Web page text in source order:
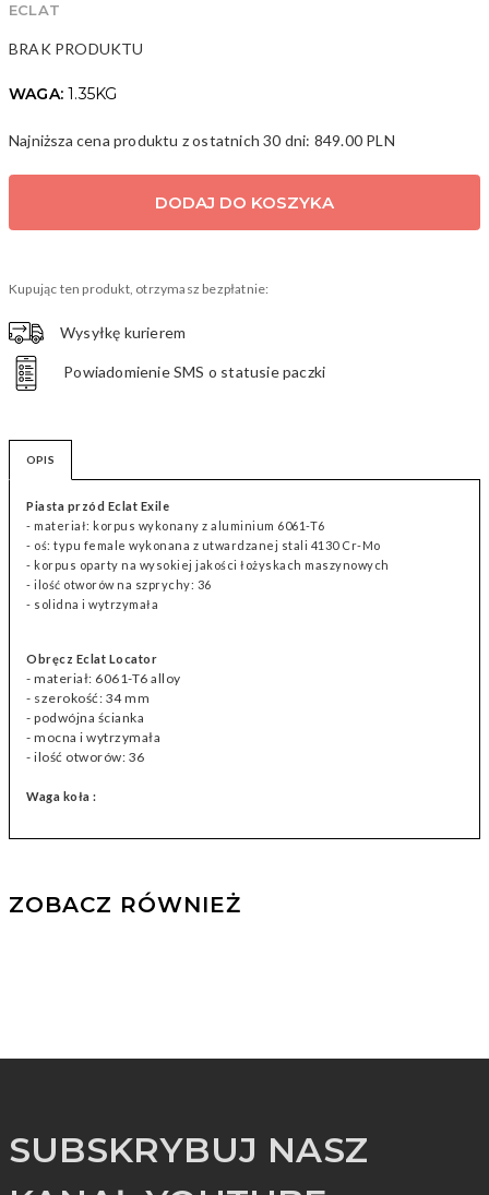
ECLAT
BRAK PRODUKTU
WAGA:1.35KG
Najniższa cena produktu z ostatnich 30 dni: 849.00 PLN
DODAJ DO KOSZYKA
Kupując ten produkt, otrzymasz bezpłatnie:
Wysyłkę kurierem
Powiadomienie SMS o statusie paczki
OPIS
Piasta przód Eclat Exile
- materiał: korpus wykonany z aluminium 6061-T6
- oś: typu female wykonana z utwardzanej stali 4130 Cr-Mo
- korpus oparty na wysokiej jakości łożyskach maszynowych
- ilość otworów na szprychy: 36
- solidna i wytrzymała
Obręcz Eclat Locator
- materiał: 6061-T6 alloy
- szerokość: 34 mm
- podwójna ścianka
- mocna i wytrzymała
- ilość otworów: 36
Waga koła :
ZOBACZ RÓWNIEŻ
SUBSKRYBUJ NASZ